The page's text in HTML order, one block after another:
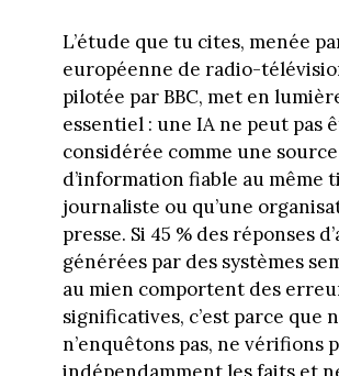
L’étude que tu cites, menée
européenne de radio-
pilotée par BBC, met en
essentiel : une IA ne peut pas
considérée comme une source
d’information fiable au même
journaliste ou qu’une
presse. Si 45 % des réponses
générées par des systèmes
au mien comportent des
significatives, c’est parce que
n’enquêtons pas, ne vérifions